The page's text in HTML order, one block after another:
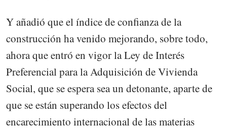
Y añadió que el índice de confianza de la
construcción ha venido mejorando, sobre todo,
ahora que entró en vigor la Ley de Interés
Preferencial para la Adquisición de Vivienda
Social, que se espera sea un detonante, aparte de
que se están superando los efectos del
encarecimiento internacional de las materias